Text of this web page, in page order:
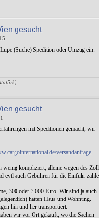
gesucht
(Suche) Spedition oder Umzug ein.
gesucht
mit Speditionen gemacht, wir
versandanfrage
wenig kompliziert, alleine wegen des
evtl auch Gebühren für die Einfuhr
300 oder 3.000 Euro. Wir sind ja auch
hatten Haus und Wohnung.
hin und her transportiert.
wir vor Ort gekauft, wo die Sachen